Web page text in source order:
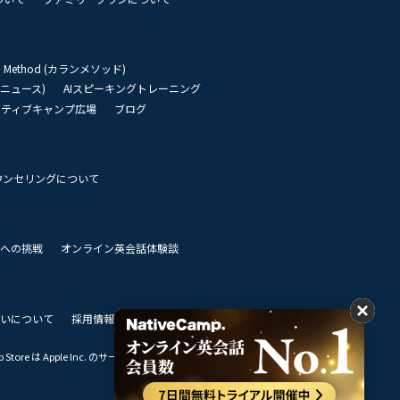
Method (カランメソッド)
ュース)
AIスピーキングトレーニング
ィブキャンプ広場
ブログ
セリングについて
の挑戦 オンライン英会話体験談
について 採用情報 私達のビジョン
は Apple Inc. のサービスマークです。